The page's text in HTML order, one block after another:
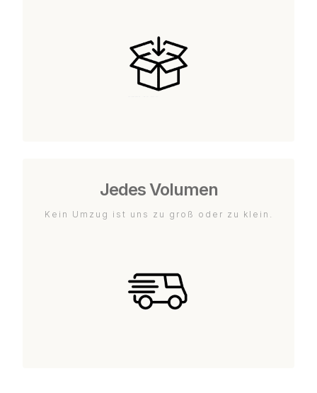
Jedes Volumen
Kein Umzug ist uns zu groß oder zu klein.